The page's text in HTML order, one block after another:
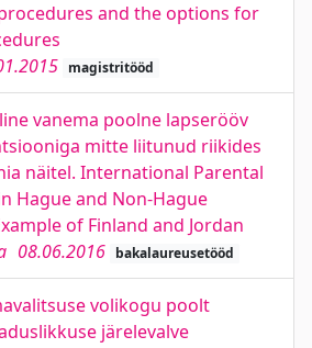
and the options for
magistritööd
vanema poolne lapserööv
mitte liitunud riikides
näitel. International Parental
Hague and Non-Hague
of Finland and Jordan
08.06.2016 bakalaureusetööd
volikogu poolt
järelevalve